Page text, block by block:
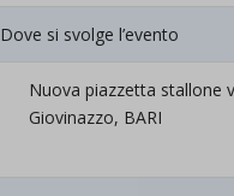
Dove si svolge l’evento
Nuova piazzetta stallone
Giovinazzo, BARI